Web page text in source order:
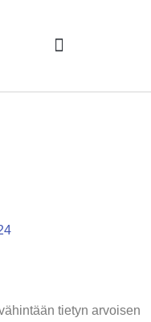
tietyn arvoisen